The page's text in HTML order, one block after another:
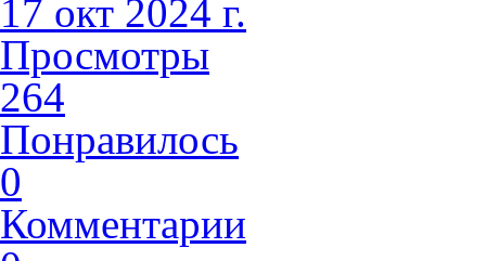
17 окт 2024 г.
Просмотры
264
Понравилось
0
Комментарии